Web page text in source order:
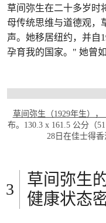
草间弥生在二十多岁时
母传统思维与道德观，
声。她移居纽约，并自
孕育我的国家。" 她曾如
草间弥生（1929年生）
布。130.3 x 161.5 公分（
28日在佳士得
草间弥生
健康状态